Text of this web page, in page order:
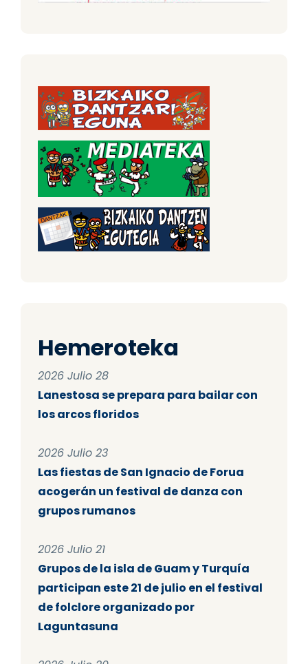
Hemeroteka
2026 Julio 28
Lanestosa se prepara para bailar con
los arcos floridos
2026 Julio 23
Las fiestas de San Ignacio de Forua
acogerán un festival de danza con
grupos rumanos
2026 Julio 21
Grupos de la isla de Guam y Turquía
participan este 21 de julio en el festival
de folclore organizado por
Laguntasuna